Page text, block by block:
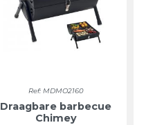
Ref: MDMO2160
Draagbare barbecue
Chimey